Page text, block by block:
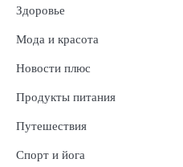
Здоровье
Мода и красота
Новости плюс
Продукты питания
Путешествия
Спорт и йога